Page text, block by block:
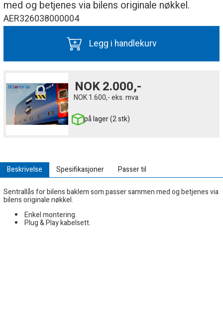
med og betjenes via bilens originale nøkkel.
AER326038000004
Legg i handlekurv
NOK2.000,-
NOK1.600,-eks. mva
på lager (2 stk)
Beskrivelse Spesifikasjoner Passer til
Sentrallås for bilens baklem som passer sammen med og betjenes via
bilens originale nøkkel.
Enkel montering.
Plug & Play kabelsett.